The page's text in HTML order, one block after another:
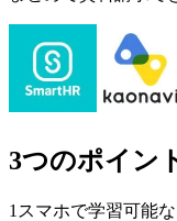
3つのポイン
1 スマホで学習可能